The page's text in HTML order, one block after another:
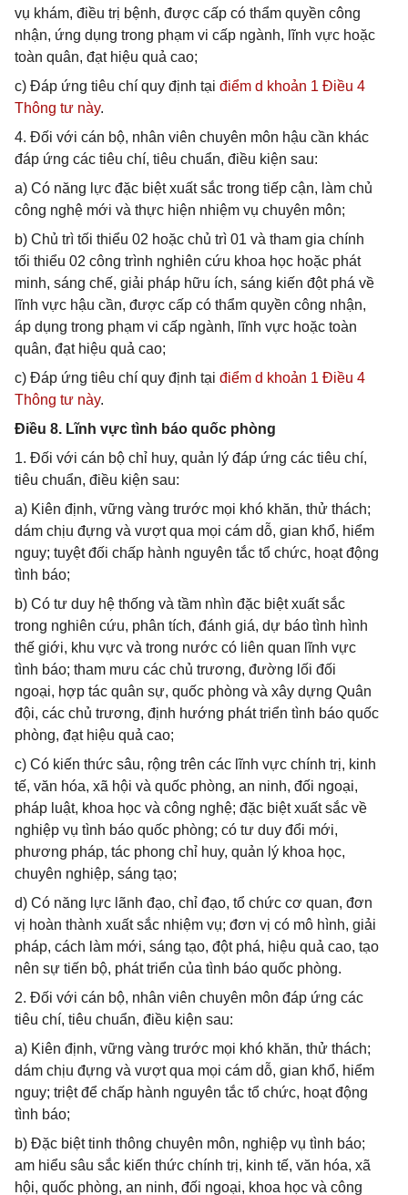
vụ khám, điều trị bệnh, được cấp có thẩm quyền công
nhận, ứng dụng trong phạm vi cấp ngành, lĩnh vực hoặc
toàn quân, đạt hiệu quả cao;
c) Đáp ứng tiêu chí quy định tại điểm d khoản 1 Điều 4
Thông tư này.
4. Đối với cán bộ, nhân viên chuyên môn hậu cần khác
đáp ứng các tiêu chí, tiêu chuẩn, điều kiện sau:
a) Có năng lực đặc biệt xuất sắc trong tiếp cận, làm chủ
công nghệ mới và thực hiện nhiệm vụ chuyên môn;
b) Chủ trì tối thiểu 02 hoặc chủ trì 01 và tham gia chính
tối thiểu 02 công trình nghiên cứu khoa học hoặc phát
minh, sáng chế, giải pháp hữu ích, sáng kiến đột phá về
lĩnh vực hậu cần, được cấp có thẩm quyền công nhận,
áp dụng trong phạm vi cấp ngành, lĩnh vực hoặc toàn
quân, đạt hiệu quả cao;
c) Đáp ứng tiêu chí quy định tại điểm d khoản 1 Điều 4
Thông tư này.
Điều 8. Lĩnh vực tình báo quốc phòng
1. Đối với cán bộ chỉ huy, quản lý đáp ứng các tiêu chí,
tiêu chuẩn, điều kiện sau:
a) Kiên định, vững vàng trước mọi khó khăn, thử thách;
dám chịu đựng và vượt qua mọi cám dỗ, gian khổ, hiểm
nguy; tuyệt đối chấp hành nguyên tắc tổ chức, hoạt động
tình báo;
b) Có tư duy hệ thống và tầm nhìn đặc biệt xuất sắc
trong nghiên cứu, phân tích, đánh giá, dự báo tình hình
thế giới, khu vực và trong nước có liên quan lĩnh vực
tình báo; tham mưu các chủ trương, đường lối đối
ngoại, hợp tác quân sự, quốc phòng và xây dựng Quân
đội, các chủ trương, định hướng phát triển tình báo quốc
phòng, đạt hiệu quả cao;
c) Có kiến thức sâu, rộng trên các lĩnh vực chính trị, kinh
tế, văn hóa, xã hội và quốc phòng, an ninh, đối ngoại,
pháp luật, khoa học và công nghệ; đặc biệt xuất sắc về
nghiệp vụ tình báo quốc phòng; có tư duy đổi mới,
phương pháp, tác phong chỉ huy, quản lý khoa học,
chuyên nghiệp, sáng tạo;
d) Có năng lực lãnh đạo, chỉ đạo, tổ chức cơ quan, đơn
vị hoàn thành xuất sắc nhiệm vụ; đơn vị có mô hình, giải
pháp, cách làm mới, sáng tạo, đột phá, hiệu quả cao, tạo
nên sự tiến bộ, phát triển của tình báo quốc phòng.
2. Đối với cán bộ, nhân viên chuyên môn đáp ứng các
tiêu chí, tiêu chuẩn, điều kiện sau:
a) Kiên định, vững vàng trước mọi khó khăn, thử thách;
dám chịu đựng và vượt qua mọi cám dỗ, gian khổ, hiểm
nguy; triệt để chấp hành nguyên tắc tổ chức, hoạt động
tình báo;
b) Đặc biệt tinh thông chuyên môn, nghiệp vụ tình báo;
am hiểu sâu sắc kiến thức chính trị, kinh tế, văn hóa, xã
hội, quốc phòng, an ninh, đối ngoại, khoa học và công